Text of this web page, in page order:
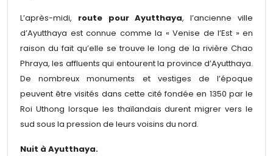
L’après-midi, route pour Ayutthaya, l’ancienne ville
d’Ayutthaya est connue comme la « Venise de l’Est » en
raison du fait qu’elle se trouve le long de la rivière Chao
Phraya, les affluents qui entourent la province d’Ayutthaya.
De nombreux monuments et vestiges de l’époque
peuvent être visités dans cette cité fondée en 1350 par le
Roi Uthong lorsque les thaïlandais durent migrer vers le
sud sous la pression de leurs voisins du nord.
Nuit à Ayutthaya.